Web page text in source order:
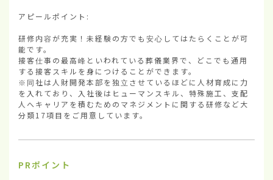
アピールポイント:
研修内容が充実！未経験の方でも安心してはたらくことが可
能です。
接客仕事の最高峰といわれている葬儀業界で、どこでも通用
する接客スキルを身につけることができます。
※同社は人財開発本部を独立させているほどに人材育成に力
を入れており、入社後はヒューマンスキル、特殊施工、支配
人へキャリアを積むためのマネジメントに関する研修など大
分類17項目をご用意しています。
PRポイント